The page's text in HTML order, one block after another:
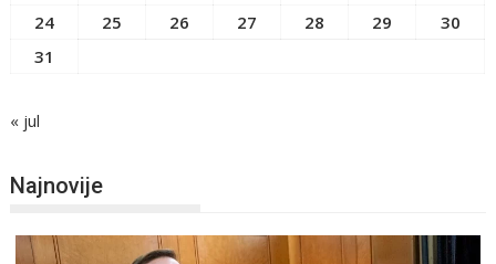
24
25 26 27 28 29
30
31
« jul
Najnovije